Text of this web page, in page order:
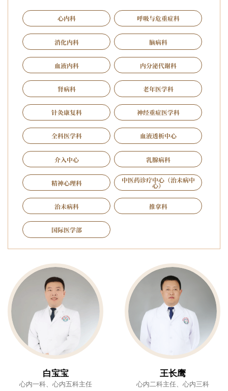
心内科 呼吸与危重症科
消化内科 脑病科
血液内科 内分泌代谢科
肾病科 老年医学科
针灸康复科 神经重症医学科
全科医学科 血液透析中心
介入中心 乳腺病科
精神心理科 中医药诊疗中心（治未病中
心）
治未病科 推拿科
国际医学部
白宝宝
心内一科、心内五科主任
王长鹰
心内二科主任、心内三科